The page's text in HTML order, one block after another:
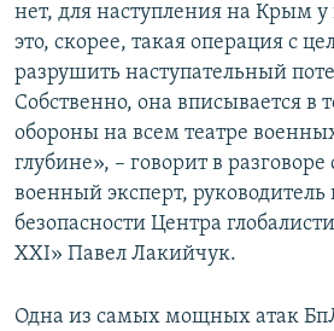
нет, для наступления на Крым у
это, скорее, такая операция с
разрушить наступательный
Собственно, она вписывается в
обороны на всем театре
глубине», – говорит в разговоре
военный эксперт, руководитель
безопасности Центра
ХХІ» Павел Лакийчук.
Одна из самых мощных атак